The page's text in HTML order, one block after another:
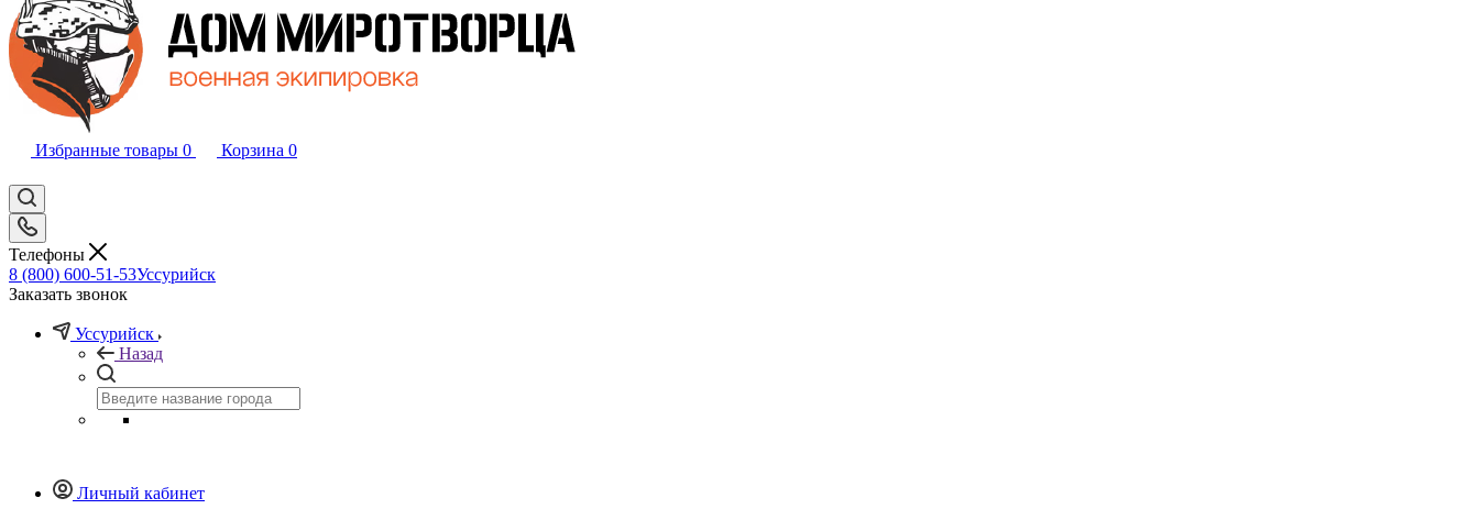
Избранные товары 0 Корзина 0
Телефоны
8 (800) 600-51-53Уссурийск
Заказать звонок
Уссурийск
Назад
Личный кабинет